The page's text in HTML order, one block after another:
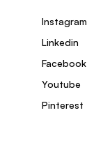
Instagram
Linkedin
Facebook
Youtube
Pinterest